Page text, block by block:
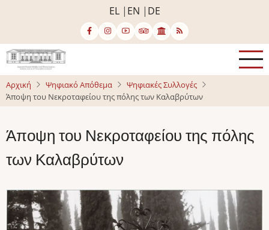
κυρίως
περιεχόμενο
EL EN DE
Αρχική Ψηφιακό Απόθεμα
Ψηφιακές Συλλογές
Άποψη του Νεκροταφείου της πόλης των Καλαβρύτων
Άποψη του Νεκροταφείου της πόλης
των Καλαβρύτων
Image